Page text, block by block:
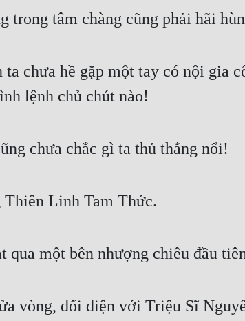
trong tâm chàng cũng phải hãi
chưa hề gặp một tay có nội gia
lệnh chủ chút nào!
chưa chắc gì ta thủ thắng nổi!
Thiên Linh Tam Thức.
một bên nhượng chiêu đầu
vòng, đối diện với Triệu Sĩ